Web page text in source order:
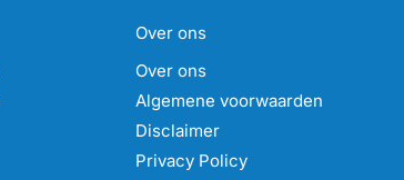
Over ons
Over ons
Algemene voorwaarden
Disclaimer
Privacy Policy